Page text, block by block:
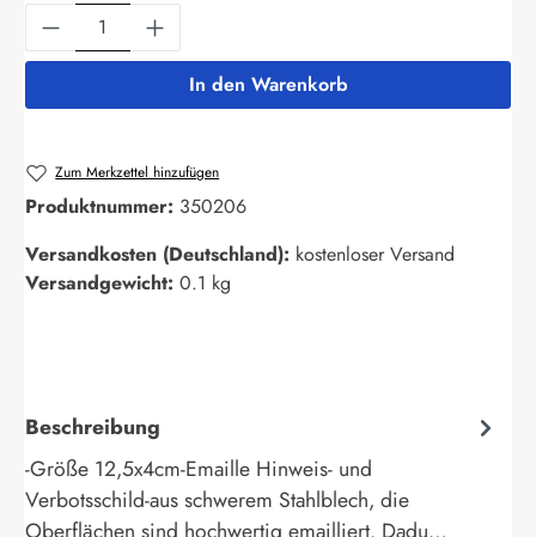
Produkt Anzahl: Gib den gewünschten
In den Warenkorb
Zum Merkzettel hinzufügen
Produktnummer: 350206
Versandkosten (Deutschland): kostenloser Versand
Versandgewicht: 0.1 kg
Beschreibung
-Größe 12,5x4cm-Emaille Hinweis- und
Verbotsschild-aus schwerem Stahlblech, die